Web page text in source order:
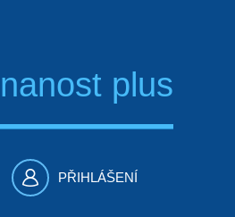
plus
PŘIHLÁŠENÍ